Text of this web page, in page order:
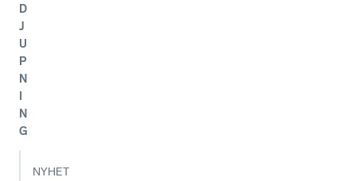
D
J
U
P
N
N
G
NYHET